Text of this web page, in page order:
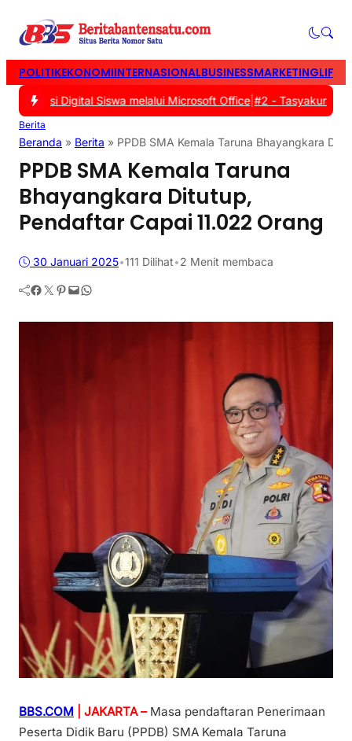
POLITIKEKONOMIINTERNASIONALBUSINESSMARKETING
Digital Siswa melalui Microsoft Office|#2 -Tasyakuran
Berita
Beranda » Berita » PPDB SMA Kemala Taruna Bhayangkara
PPDB SMA Kemala Taruna
Bhayangkara Ditutup,
Pendaftar Capai 11.022 Orang
30 Januari 2025•111 Dilihat•2 Menit membaca
Facebook Twitter Pinterest Mail WhatsApp
BBS.COM | JAKARTA –Masa pendaftaran Penerimaan
Peserta Didik Baru (PPDB) SMA Kemala Taruna